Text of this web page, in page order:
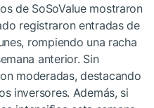
de SoSoValue mostraron
registraron entradas de
rompiendo una racha
anterior. Sin
moderadas, destacando
inversores. Además, si